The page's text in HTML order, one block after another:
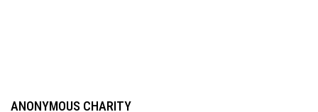
ANONYMOUS CHARITY